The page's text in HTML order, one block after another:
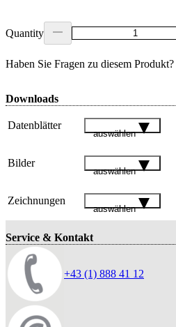
Quantity
Haben Sie Fragen zu diesem Produkt?
Downloads
Datenblätter
auswählen
Bilder
auswählen
Zeichnungen
auswählen
Service & Kontakt
+43 (1) 888 41 12